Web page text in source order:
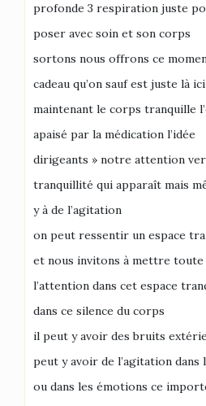
profonde 3 respiration juste
poser avec soin et son corps
sortons nous offrons ce
cadeau qu’on sauf est juste là ici
maintenant le corps tranquille
apaisé par la médication l’idée
dirigeants » notre attention
tranquillité qui apparaît mais
y à de l’agitation
on peut ressentir un espace
et nous invitons à mettre toute
l’attention dans cet espace
dans ce silence du corps
il peut y avoir des bruits
peut y avoir de l’agitation dans
ou dans les émotions ce